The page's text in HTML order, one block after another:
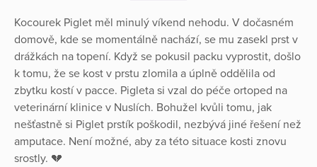
Kocourek Piglet měl minulý víkend nehodu. V dočasném
domově, kde se momentálně nachází, se mu zasekl prst v
drážkách na topení. Když se pokusil packu vyprostit, došlo
k tomu, že se kost v prstu zlomila a úplně oddělila od
zbytku kostí v pacce. Pigleta si vzal do péče ortoped na
veterinární klinice v Nuslích. Bohužel kvůli tomu, jak
nešťastně si Piglet prstík poškodil, nezbývá jiné řešení než
amputace. Není možné, aby za této situace kosti znovu
srostly. 💔